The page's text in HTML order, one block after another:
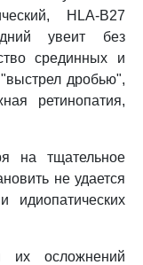
HLA-B27
увеит без
срединных и
дробью",
ретинопатия,
на тщательное
не удается
идиопатических
их осложнений